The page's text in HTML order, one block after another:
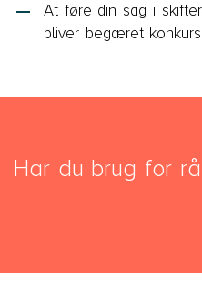
At føre din sag i
bliver begæret konkurs
Har du brug for